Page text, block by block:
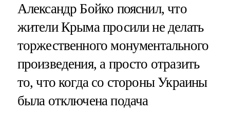
Александр Бойко пояснил, что
жители Крыма просили не делать
торжественного монументального
произведения, а просто отразить
то, что когда со стороны Украины
была отключена подача